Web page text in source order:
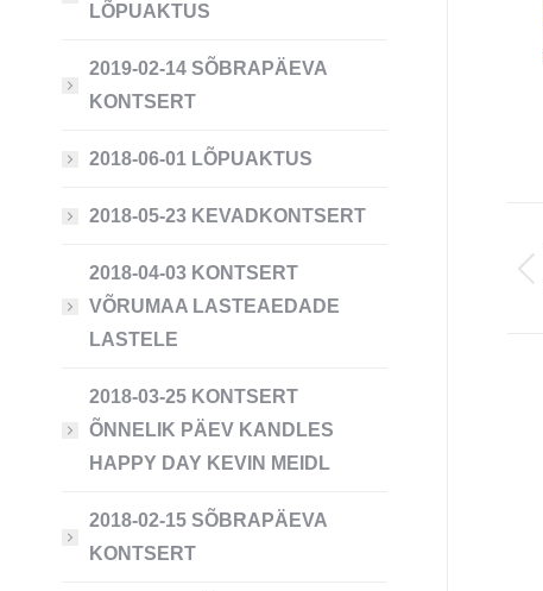
LÕPUAKTUS
2019-02-14 SÕBRAPÄEVA
KONTSERT
2018-06-01 LÕPUAKTUS
2018-05-23 KEVADKONTSERT
2018-04-03 KONTSERT
VÕRUMAA LASTEAEDADE
LASTELE
2018-03-25 KONTSERT
ÕNNELIK PÄEV KANDLES
HAPPY DAY KEVIN MEIDL
2018-02-15 SÕBRAPÄEVA
KONTSERT